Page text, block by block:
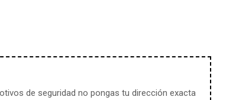
de seguridad no pongas tu dirección exacta